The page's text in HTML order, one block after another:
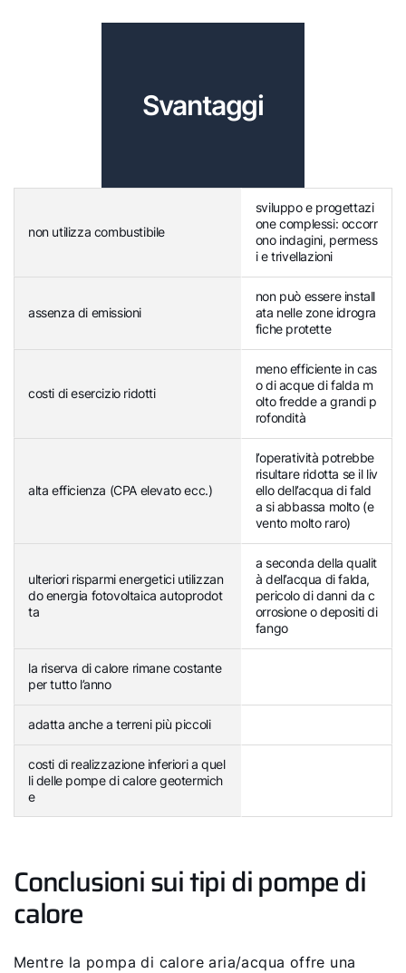
Svantaggi
non utilizza combustibile
sviluppo e progettazi
one complessi: occorr
ono indagini, permess
i e trivellazioni
assenza di emissioni
non può essere install
ata nelle zone idrogra
fiche protette
costi di esercizio ridotti
meno efficiente in cas
o di acque di falda m
olto fredde a grandi p
rofondità
alta efficienza (CPA elevato ecc.)
l’operatività potrebbe
risultare ridotta se il liv
ello dell’acqua di fald
a si abbassa molto (e
vento molto raro)
ulteriori risparmi energetici utilizzan
do energia fotovoltaica autoprodot
ta
a seconda della qualit
à dell’acqua di falda,
pericolo di danni da c
orrosione o depositi di
fango
la riserva di calore rimane costante
per tutto l’anno
adatta anche a terreni più piccoli
costi di realizzazione inferiori a quel
li delle pompe di calore geotermich
e
Conclusioni sui tipi di pompe di
calore
Mentre la pompa di calore aria/acqua offre una